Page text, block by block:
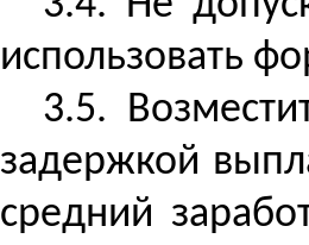
использовать
3.5.
задержкой
средний